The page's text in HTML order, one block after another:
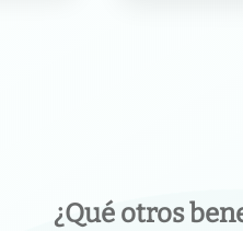
¿Qué otros